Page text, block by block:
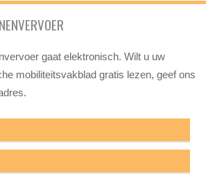
gaat elektronisch. Wilt u uw
mobiliteitsvakblad gratis lezen, geef ons